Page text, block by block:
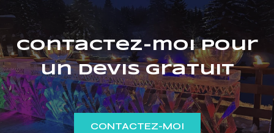
Contactez-moi pour
un devis gratuit
CONTACTEZ-MOI